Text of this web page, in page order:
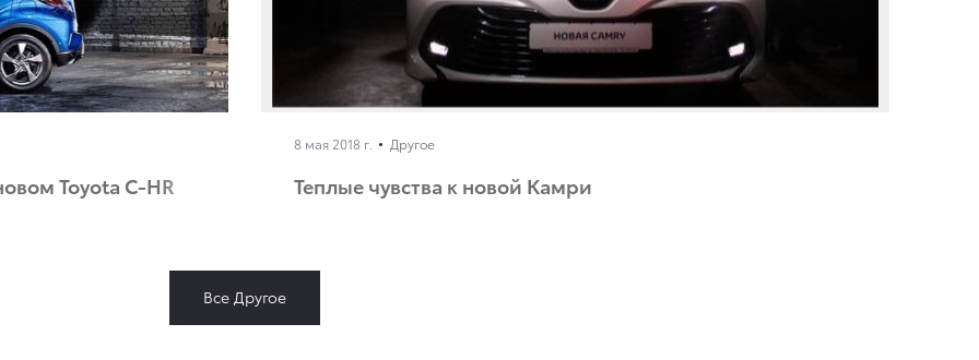
Toyota C-HR
8 мая 2018 г. Другое
Теплые чувства к новой Камри
Все Другое